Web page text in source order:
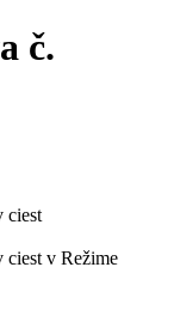
č.
ciest
ciest v Režime